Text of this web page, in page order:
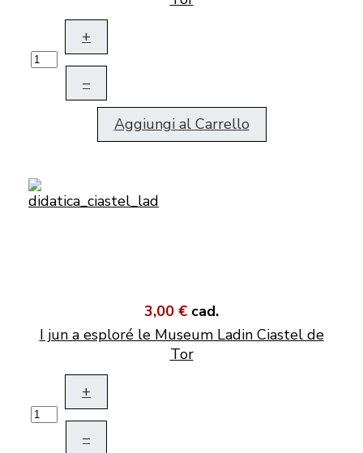
+
–
Aggiungi al Carrello
3,00 € cad.
I jun a esploré le Museum Ladin Ciastel de
Tor
+
–